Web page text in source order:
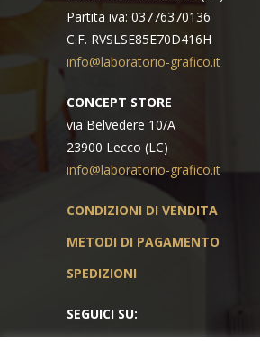
Partita iva: 03776370136
C.F. RVSLSE85E70D416H
info@laboratorio-grafico.it
CONCEPT STORE
via Belvedere 10/A
23900 Lecco (LC)
info@laboratorio-grafico.it
CONDIZIONI DI VENDITA
METODI DI PAGAMENTO
SPEDIZIONI
SEGUICI SU: